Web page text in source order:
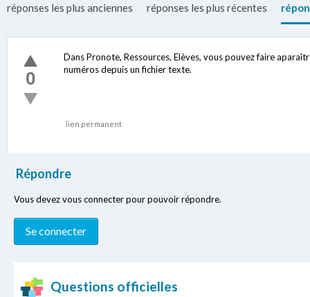
réponses les plus anciennes réponses les plus récentes
0
Dans Pronote, Ressources, Elèves, vous pouvez faire
numéros depuis un fichier texte.
lien permanent
Répondre
Vous devez vous connecter pour pouvoir répondre.
Questions officielles